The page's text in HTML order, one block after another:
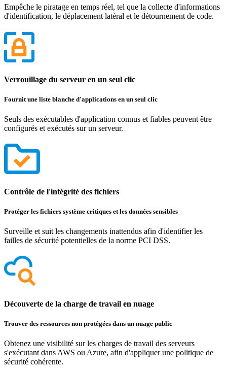
Empêche le piratage en temps réel, tel que la collecte d'informations
d'identification, le déplacement latéral et le détournement de code.
Verrouillage du serveur en un seul clic
Fournit une liste blanche d'applications en un seul clic
Seuls des exécutables d'application connus et fiables peuvent être
configurés et exécutés sur un serveur.
Contrôle de l'intégrité des fichiers
Protéger les fichiers système critiques et les données sensibles
Surveille et suit les changements inattendus afin d'identifier les
failles de sécurité potentielles de la norme PCI DSS.
Découverte de la charge de travail en nuage
Trouver des ressources non protégées dans un nuage public
Obtenez une visibilité sur les charges de travail des serveurs
s'exécutant dans AWS ou Azure, afin d'appliquer une politique de
sécurité cohérente.